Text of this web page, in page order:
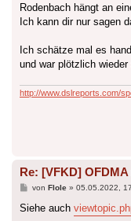
Rodenbach hängt an
Ich kann dir nur sagen
Ich schätze mal es
und war plötzlich wieder
http://www.dslreports.com/
Re: [VFKD]
Beitrag
von Flole» 05.05.2022,
Siehe auch